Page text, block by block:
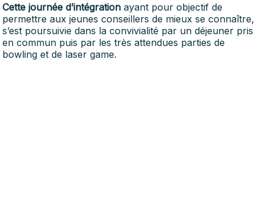
Cette journée d’intégration ayant pour objectif de
permettre aux jeunes conseillers de mieux se connaître,
s’est poursuivie dans la convivialité par un déjeuner pris
en commun puis par les très attendues parties de
bowling et de laser game.